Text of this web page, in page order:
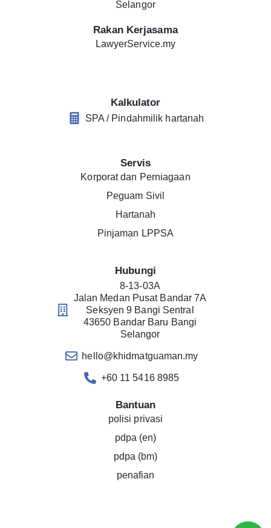
Selangor
Rakan Kerjasama
LawyerService.my
Kalkulator
SPA / Pindahmilik hartanah
Servis
Korporat dan Perniagaan
Peguam Sivil
Hartanah
Pinjaman LPPSA
Hubungi
8-13-03A
Jalan Medan Pusat Bandar 7A
Seksyen 9 Bangi Sentral
43650 Bandar Baru Bangi
Selangor
hello@khidmatguaman.my
+60 11 5416 8985
Bantuan
polisi privasi
pdpa (en)
pdpa (bm)
penafian